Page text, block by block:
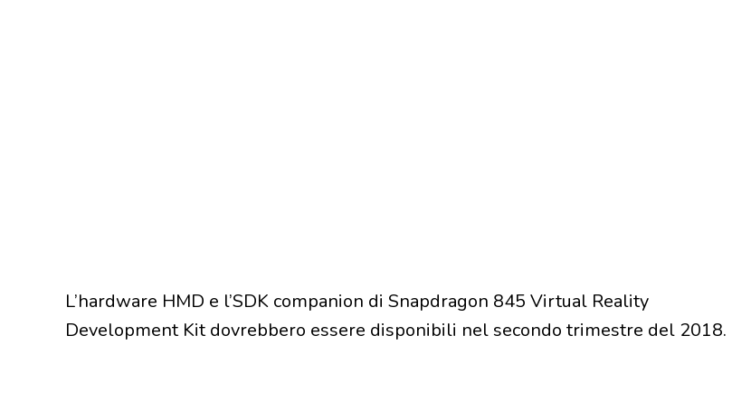
L’hardware HMD e l’SDK companion di Snapdragon 845 Virtual Reality
Development Kit dovrebbero essere disponibili nel secondo trimestre del 2018.